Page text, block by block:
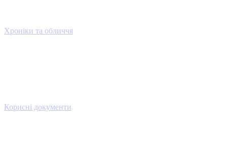
Хроніки та обличчя
Корисні документи